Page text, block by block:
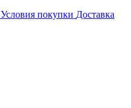
Условия покупки Доставка